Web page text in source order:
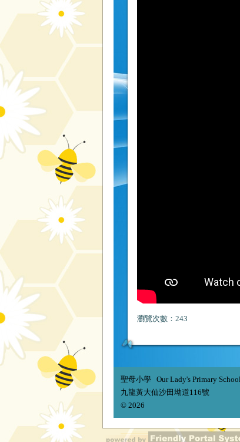
瀏覽次數：243
聖母小學 Our Lady's Primary School
九龍黃大仙沙田坳道116號
© 2026